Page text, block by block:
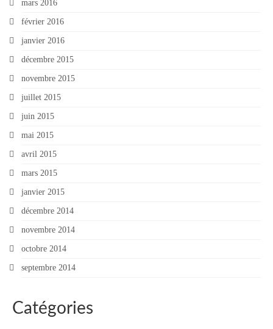
mars 2016
février 2016
janvier 2016
décembre 2015
novembre 2015
juillet 2015
juin 2015
mai 2015
avril 2015
mars 2015
janvier 2015
décembre 2014
novembre 2014
octobre 2014
septembre 2014
Catégories